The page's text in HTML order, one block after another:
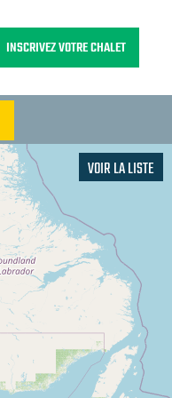
INSCRIVEZ VOTRE CHALET
VOIR LA LISTE